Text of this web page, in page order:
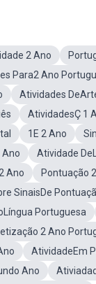
2 Ano
Para2 Ano
Atividades
AtividadesÇ 1
1E 2 Ano
Atividade
Ano Pontuação
SinaisDe
Portuguesa
2 Ano
AtividadeEm
Ano